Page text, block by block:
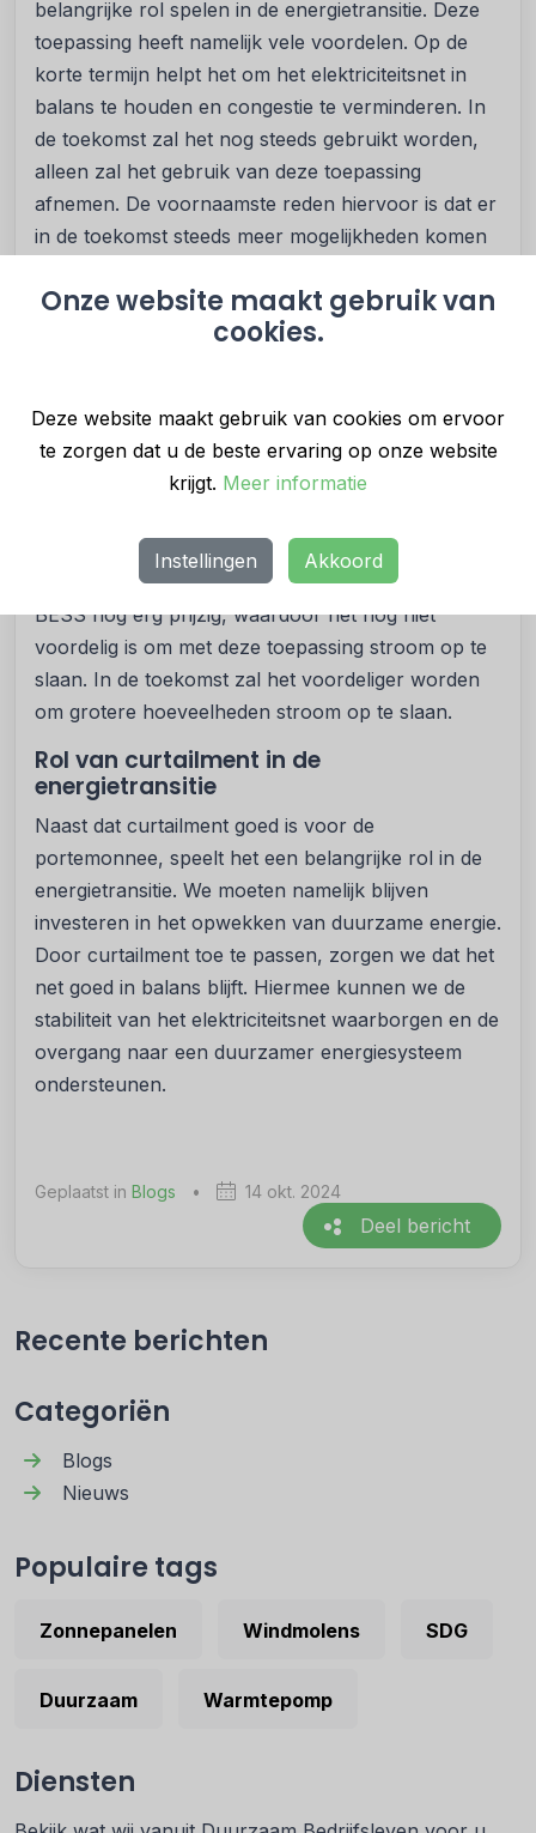
Onze website maakt gebruik van
cookies.
Deze website maakt gebruik van cookies om ervoor
te zorgen dat u de beste ervaring op onze website
krijgt. Meer informatie
Instellingen Akkoord
belangrijke rol spelen in de energietransitie. Deze
toepassing heeft namelijk vele voordelen. Op de
korte termijn helpt het om het elektriciteitsnet in
balans te houden en congestie te verminderen. In
de toekomst zal het nog steeds gebruikt worden,
alleen zal het gebruik van deze toepassing
afnemen. De voornaamste reden hiervoor is dat er
in de toekomst steeds meer mogelijkheden komen
Zijn er alternatieven?
inBattery Energy Storage Systems
(BESS).
Deze toepassing werkt hetzelfde als een
thuisbatterij, alleen hebben deze batterijen meer
hierin worden opgeslagen om op een later moment
weer gebruikt te worden. Op dit moment zijn de
BESS nog erg prijzig, waardoor het nog niet
voordelig is om met deze toepassing stroom op te
slaan. In de toekomst zal het voordeliger worden
om grotere hoeveelheden stroom op te slaan.
Rol van curtailment in de
energietransitie
Naast dat curtailment goed is voor de
portemonnee, speelt het een belangrijke rol in de
energietransitie. We moeten namelijk blijven
investeren in het opwekken van duurzame energie.
Door curtailment toe te passen, zorgen we dat het
net goed in balans blijft. Hiermee kunnen we de
stabiliteit van het elektriciteitsnet waarborgen en de
overgang naar een duurzamer energiesysteem
ondersteunen.
Geplaatst in Blogs • 14 okt. 2024
Deel bericht
Recente berichten
Categoriën
Blogs
Nieuws
Populaire tags
Zonnepanelen Windmolens SDG
Duurzaam Warmtepomp
Diensten